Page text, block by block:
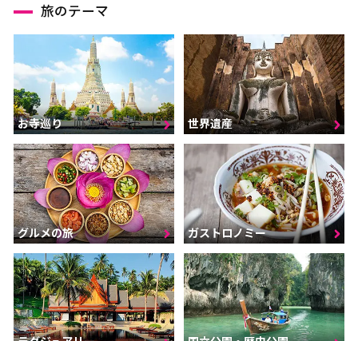
旅のテーマ
お寺巡り 世界遺産
グルメの旅 ガストロノミー